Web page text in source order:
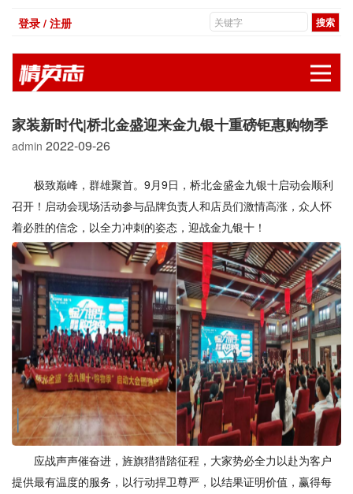
登录 / 注册
家装新时代|桥北金盛迎来金九银十重磅钜惠购物季
admin 2022-09-26
极致巅峰，群雄聚首。9月9日，桥北金盛金九银十启动会顺利
召开！启动会现场活动参与品牌负责人和店员们激情高涨，众人怀
着必胜的信念，以全力冲刺的姿态，迎战金九银十！
应战声声催奋进，旌旗猎猎踏征程，大家势必全力以赴为客户
提供最有温度的服务，以行动捍卫尊严，以结果证明价值，赢得每